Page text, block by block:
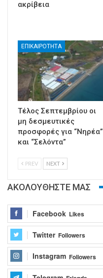
ακρίβεια
ΕΠΙΚΑΙΡΟΤΗΤΑ
Τέλος Σεπτεμβρίου οι
μη δεσμευτικές
προσφορές για “Νηρέα”
και “Σελόντα”
PREV NEXT
ΑΚΟΛΟΥΘΗΣΤΕ ΜΑΣ
Facebook Likes
Twitter Followers
Instagram Followers